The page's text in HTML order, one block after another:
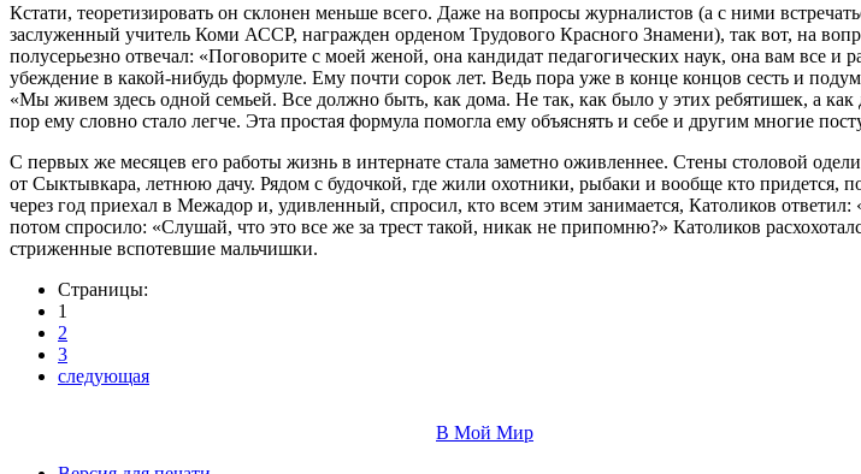
Кстати, теоретизировать он склонен меньше всего. Даже на вопросы журналистов (а с ними
заслуженный учитель Коми АССР, награжден орденом Трудового Красного Знамени), так вот, на
полусерьезно отвечал: «Поговорите с моей женой, она кандидат педагогических наук, она вам все
убеждение в какой-нибудь формуле. Ему почти сорок лет. Ведь пора уже в конце концов сесть и
«Мы живем здесь одной семьей. Все должно быть, как дома. Не так, как было у этих ребятишек, а
пор ему словно стало легче. Эта простая формула помогла ему объяснять и себе и другим многие
С первых же месяцев его работы жизнь в интернате стала заметно оживленнее. Стены столовой
от Сыктывкара, летнюю дачу. Рядом с будочкой, где жили охотники, рыбаки и вообще кто придется,
через год приехал в Межадор и, удивленный, спросил, кто всем этим занимается, Католиков
потом спросило: «Слушай, что это все же за трест такой, никак не припомню?» Католиков
стриженные вспотевшие мальчишки.
Страницы:
1
2
3
следующая
В Мой Мир